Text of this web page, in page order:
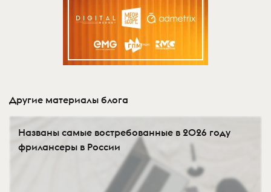
Другие материалы блога
Названы самые востребованные в 2026 году
фрилансеры в России